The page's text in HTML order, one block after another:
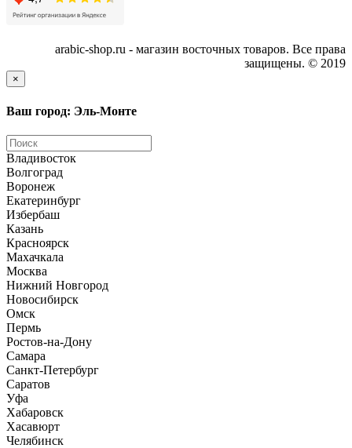
arabic-shop.ru - магазин восточных товаров. Все права
защищены. © 2019
×
Ваш город: Эль-Монте
Владивосток
Волгоград
Воронеж
Екатеринбург
Избербаш
Казань
Красноярск
Махачкала
Москва
Нижний Новгород
Новосибирск
Омск
Пермь
Ростов-на-Дону
Самара
Санкт-Петербург
Саратов
Уфа
Хабаровск
Хасавюрт
Челябинск